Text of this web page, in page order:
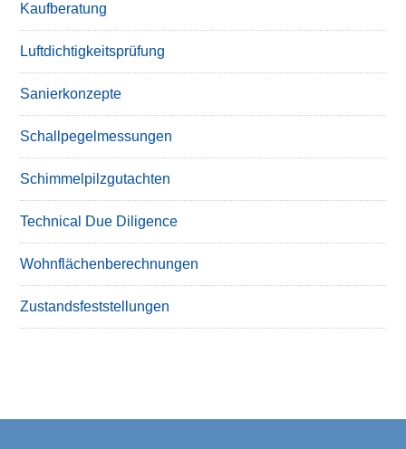
Kaufberatung
Luftdichtigkeitsprüfung
Sanierkonzepte
Schallpegelmessungen
Schimmelpilzgutachten
Technical Due Diligence
Wohnflächenberechnungen
Zustandsfeststellungen